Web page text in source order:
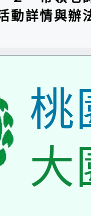
動詳情與辦
桃
大